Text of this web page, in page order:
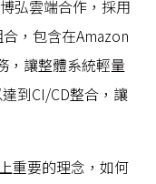
弘雲端合作，採用
，包含在Amazon
，讓整體系統輕量
到CI/CD整合，讓
重要的理念，如何